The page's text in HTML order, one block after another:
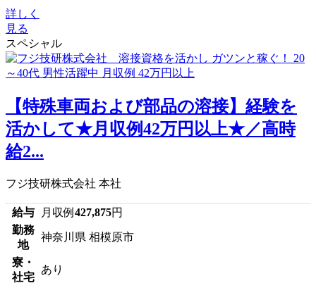
詳しく
見る
スペシャル
【特殊車両および部品の溶接】経験を
活かして★月収例42万円以上★／高時
給2...
フジ技研株式会社 本社
給与 月収例 427,875円
勤務
地
神奈川県 相模原市
寮・
社宅
あり